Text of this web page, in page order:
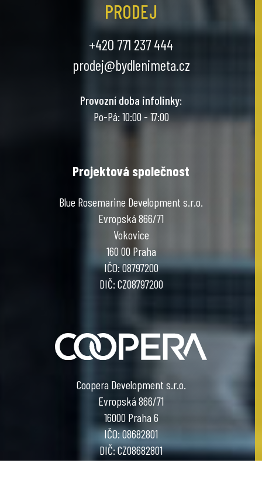
PRODEJ
+420 771 237 444
prodej@bydlenimeta.cz
Provozní doba infolinky:
Po-Pá: 10:00 - 17:00
Projektová společnost
Blue Rosemarine Development s.r.o.
Evropská 866/71
Vokovice
160 00 Praha
IČO: 08797200
DIČ: CZ08797200
Coopera Development s.r.o.
Evropská 866/71
16000 Praha 6
IČO: 08682801
DIČ: CZ08682801